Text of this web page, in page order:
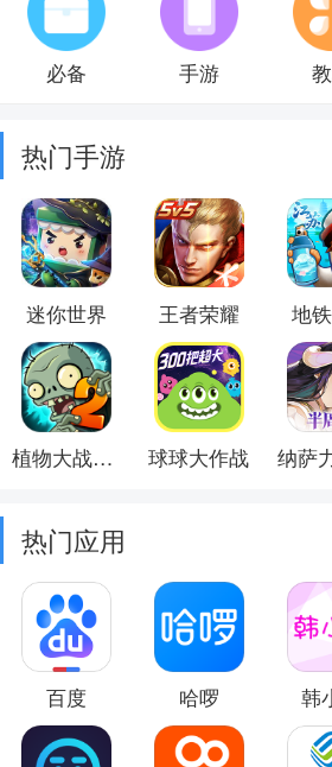
必备 手游
热门手游
迷你世界 王者荣耀 地
植物大战僵尸2 球球大作战
热门应用
百度 哈啰 韩